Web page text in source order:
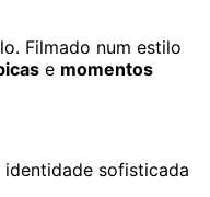
Filmado num estilo
e momentos
sofisticada